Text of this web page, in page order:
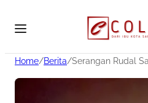
Home/Berita/Serangan Rudal